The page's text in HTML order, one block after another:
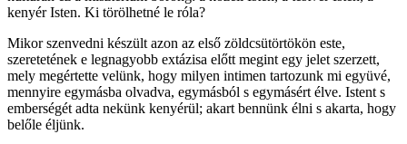
kenyér Isten. Ki törölhetné le róla?
Mikor szenvedni készült azon az első zöldcsütörtökön este,
szeretetének e legnagyobb extázisa előtt megint egy jelet szerzett,
mely megértette velünk, hogy milyen intimen tartozunk mi együvé,
mennyire egymásba olvadva, egymásból s egymásért élve. Istent s
emberségét adta nekünk kenyérül; akart bennünk élni s akarta, hogy
belőle éljünk.